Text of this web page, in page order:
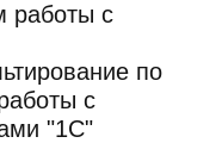
работы с
по
с
"1С"